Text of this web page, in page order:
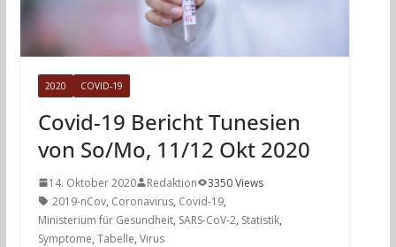
2020 COVID-19
Covid-19 Bericht Tunesien
von So/Mo, 11/12 Okt 2020
14. Oktober 2020 Redaktion
3350 Views
2019-nCov, Coronavirus, Covid-19,
Ministerium für Gesundheit, SARS-CoV-2, Statistik,
Symptome, Tabelle, Virus